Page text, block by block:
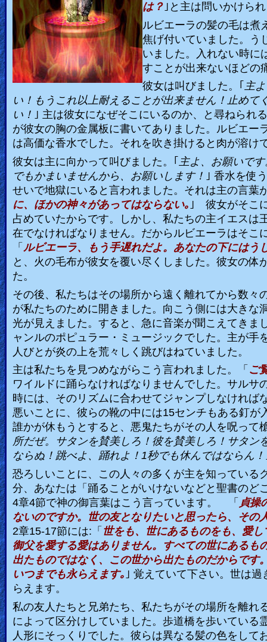
は？ ｣と主は問いかけら
ルビエーラの髪の毛は煮
焦げ付いていました。う
いました。入れない時に
すことが出来ないほどの
彼女は叫びました。｢ 主
い！もうこれ以上耐えることが出来ません！止め
い！ ｣ 主は彼女になぜそこにいるのか、と尋ねられ
が彼女の胸の金属板に書いてありました。ルビエ
は高価な香水でした。それを吹き掛けると肉が溶け
彼女は主に向かって叫びました。｢ 主よ、お願いで
でもかまいませんから、お願いします！ ｣ 香水を使
せいで地獄にいると言われました。それは主の言葉
に、ほかの神々があってはならない｡ ｣
彼女がそこ
占めていたからです。しかし、私たちの主イエス
在でなければなりません。だからルビエーラはそ
「 ルビエーラ、もう手遅れだよ。あなたの下にはう
と、火の毛布が彼女を覆い尽くしました。彼女の
た。
その後、私たちはその場所から遠く離れてから数
が私たちのために開きました。向こう側には大き
光が見えました。すると、急に音楽が聞こえてき
ャンルのポピュラー・ミュージックでした。主が
人びとが炎の上を荒々しく跳びはねていました。
主は私たちを見つめながらこう言われました。「 ご
ワイルドに踊らなければなりませんでした。サル
時には、そのリズムに合わせてジャンプしなけれ
悪いことに、彼らの靴の中には15センチもある釘が
誰かが休もうとすると、悪鬼たちがその人を呪って
所だぜ。サタンを賛美しろ！彼を賛美しろ！サタ
ならぬ！跳べよ、踊れよ！ 1秒でも休んではならん！
恐ろしいことに、この人々の多くが主を知ってい
分、あなたは「踊ることがいけないなどと聖書の
4章4節で神の御言葉はこう言っています。 「 貞操
ないのですか。世の友となりたいと思ったら、その
2章15-17節には: 「 世をも、世にあるものをも、愛
御父を愛する愛はありません。すべての世にある
出たものではなく、この世から出たものだからで
いつまでも永らえます｡ ｣ 覚えていて下さい。世は
らえます。
私の友人たちと兄弟たち、私たちがその場所を離
によって区分けしていました。歩道橋を歩いてい
人形にそっくりでした。彼らは異なる髪の色をし